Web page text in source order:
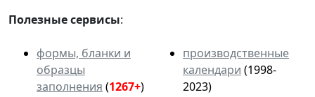
Полезные сервисы:
формы, бланки и
образцы
заполнения (1267+)
производственные
календари (1998-
2023)